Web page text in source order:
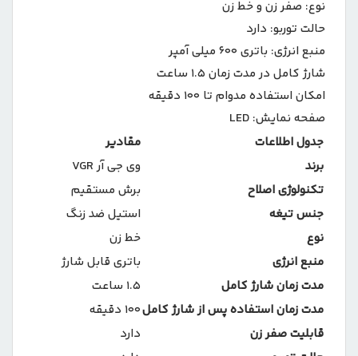
نوع: صفر زن و خط زن
حالت توربو: دارد
منبع انرژی: باتری 600 میلی آمپر
شارژ کامل در مدت زمان 1.5 ساعت
امکان استفاده مدوام تا 100 دقیقه
صفحه نمایش: LED
جدول اطلاعات
مقادیر
برند
وی جی آر VGR
تکنولوژی اصلاح
برش مستقیم
جنس تیغه
استیل ضد زنگ
نوع
خط زن
منبع انرژی
باتری قابل شارژ
مدت زمان شارژ کامل
1.5 ساعت
مدت زمان استفاده پس از شارژ کامل100 دقیقه
قابلیت صفر زن
دارد